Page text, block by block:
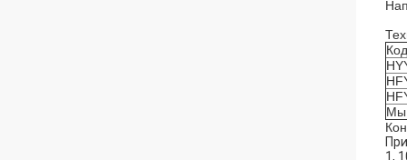
Код
Мы
1,